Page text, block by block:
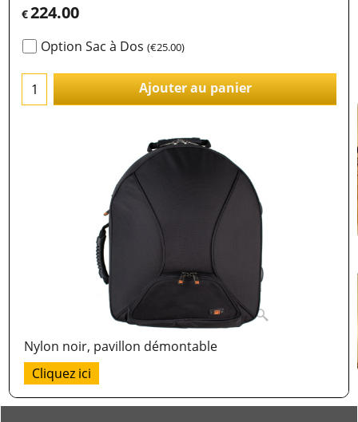
€224.00
Option Sac à Dos (€25.00)
Ajouter au panier
Nylon noir, pavillon démontable
Cliquez ici